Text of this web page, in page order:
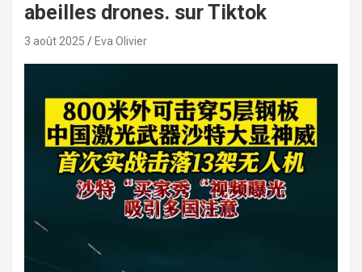
abeilles drones. sur Tiktok
3 août 2025 Eva Olivier